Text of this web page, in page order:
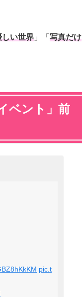
しい世界 」「 写真だけ
ベント」前
pic.t